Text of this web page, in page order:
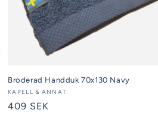
Broderad Handduk 70x130 Navy
Säljare:
KAPELL & ANNAT
Ordinarie
409 SEK